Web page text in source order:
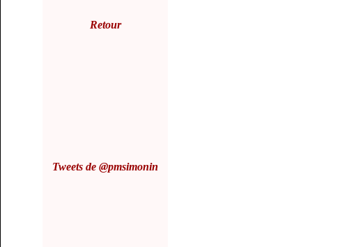
Retour
Tweets de @pmsimonin